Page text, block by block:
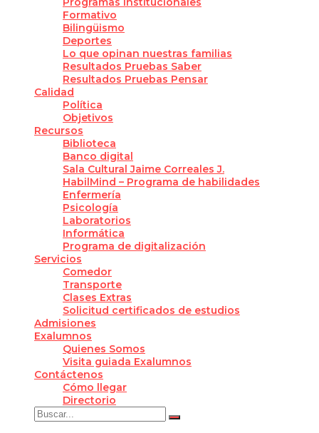
Formativo
Bilingüismo
Deportes
Lo que opinan nuestras familias
Resultados Pruebas Saber
Resultados Pruebas Pensar
Calidad
Política
Objetivos
Recursos
Biblioteca
Banco digital
Sala Cultural Jaime Correales J.
HabilMind – Programa de habilidades
Enfermería
Psicología
Laboratorios
Informática
Programa de digitalización
Servicios
Comedor
Transporte
Clases Extras
Solicitud certificados de estudios
Admisiones
Exalumnos
Quienes Somos
Visita guiada Exalumnos
Contáctenos
Cómo llegar
Directorio